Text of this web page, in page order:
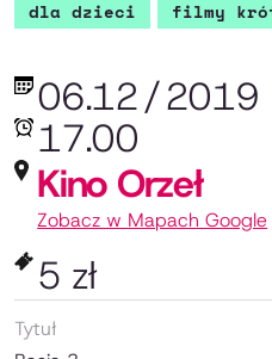
dla dzieci filmy
06.12/2019
17.00
Kino Orzeł
Zobacz w Mapach Google
5 zł
Tytuł